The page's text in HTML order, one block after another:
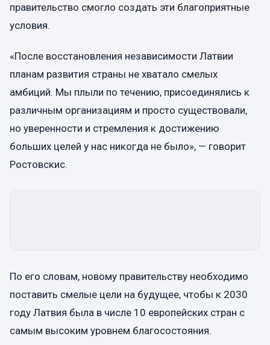
правительство смогло создать эти благоприятные
условия.
«После восстановления независимости Латвии
планам развития страны не хватало смелых
амбиций. Мы плыли по течению, присоединялись к
различным организациям и просто существовали,
но уверенности и стремления к достижению
больших целей у нас никогда не было», — говорит
Ростовскис.
По его словам, новому правительству необходимо
поставить смелые цели на будущее, чтобы к 2030
году Латвия была в числе 10 европейских стран с
самым высоким уровнем благосостояния.